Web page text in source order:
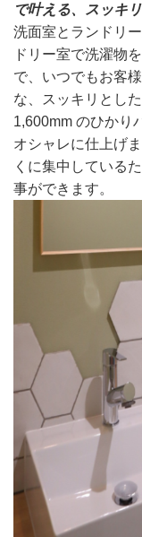
で叶える、スッキ
洗面室とランドリ
ドリー室で洗濯物
で、いつでもお客
な、スッキリとし
1,600mm のひかり
オシャレに仕上げ
くに集中している
事ができます。